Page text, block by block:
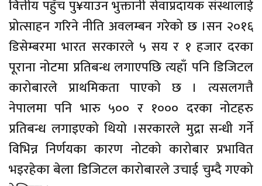
वित्तीय पहुँच पु¥याउन भुक्तानी सेवाप्रदायक संस्थालाई
प्रोत्साहन गरिने नीति अवलम्बन गरेको छ ।सन २०१६
डिसेम्बरमा भारत सरकारले ५ सय र १ हजार दरका
पूराना नोटमा प्रतिबन्ध लगाएपछि त्यहाँ पनि डिजिटल
कारोबारले प्राथमिकता पाएको छ । त्यसलगत्तै
नेपालमा पनि भारु ५०० र १००० दरका नोटहरु
प्रतिबन्ध लगाइएको थियो ।सरकारले मुद्रा सन्धी गर्ने
विभिन्न निर्णयका कारण नोटको कारोबार प्रभावित
भइरहेका बेला डिजिटल कारोबारले उचाई चुम्दै गएको